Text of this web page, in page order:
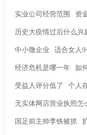
实业公司经营范围 资
历史大疫情过后什么兴
中小微企业 适合女人
经济危机是哪一年 如
受益人评分低了 个人
无实体网店营业执照怎
国足前主帅李铁被抓